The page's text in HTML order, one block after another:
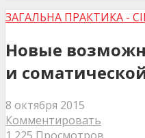
ЗАГАЛЬНА ПРАКТИКА -
Новые
и
8 октября 2015
Комментировать